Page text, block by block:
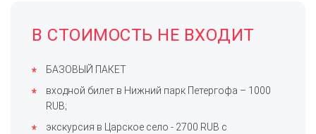
В СТОИМОСТЬ НЕ ВХОДИТ
БАЗОВЫЙ ПАКЕТ
входной билет в Нижний парк Петергофа – 1000
RUB;
экскурсия в Царское село - 2700 RUB с